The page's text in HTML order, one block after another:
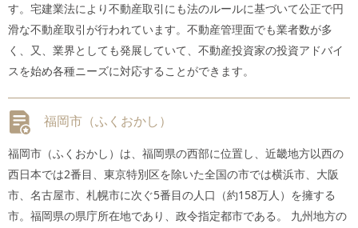
す。宅建業法により不動産取引にも法のルールに基づいて公正で円
滑な不動産取引が行われています。不動産管理面でも業者数が多
く、又、業界としても発展していて、不動産投資家の投資アドバイ
スを始め各種ニーズに対応することができます。
福岡市（ふくおかし）
福岡市（ふくおかし）は、福岡県の西部に位置し、近畿地方以西の
西日本では2番目、東京特別区を除いた全国の市では横浜市、大阪
市、名古屋市、札幌市に次ぐ5番目の人口（約158万人）を擁する
市。福岡県の県庁所在地であり、政令指定都市である。 九州地方の